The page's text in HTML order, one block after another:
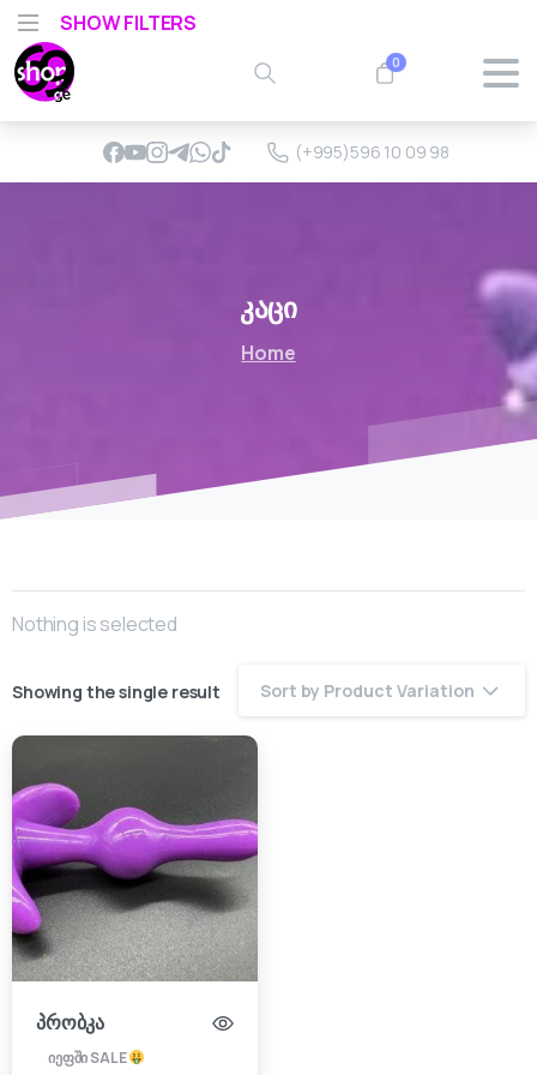
0
(+995)596 10 09 98
კაცი
Home
Nothing is selected
Showing the single result Sort by Product Variation
პრობკა
იეფში SALE
SHOW FILTERS